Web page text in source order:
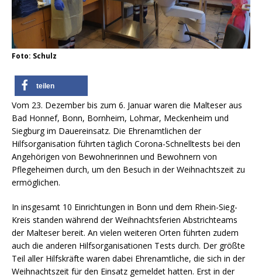
Foto: Schulz
teilen
Vom 23. Dezember bis zum 6. Januar waren die Malteser aus
Bad Honnef, Bonn, Bornheim, Lohmar, Meckenheim und
Siegburg im Dauereinsatz. Die Ehrenamtlichen der
Hilfsorganisation führten täglich Corona-Schnelltests bei den
Angehörigen von Bewohnerinnen und Bewohnern von
Pflegeheimen durch, um den Besuch in der Weihnachtszeit zu
ermöglichen.
In insgesamt 10 Einrichtungen in Bonn und dem Rhein-Sieg-
Kreis standen während der Weihnachtsferien Abstrichteams
der Malteser bereit. An vielen weiteren Orten führten zudem
auch die anderen Hilfsorganisationen Tests durch. Der größte
Teil aller Hilfskräfte waren dabei Ehrenamtliche, die sich in der
Weihnachtszeit für den Einsatz gemeldet hatten. Erst in der